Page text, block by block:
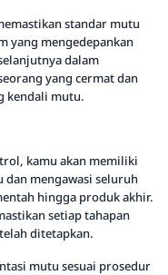
standar mutu
yang mengedepankan
dalam
yang cermat dan
kendali mutu.
kamu akan memiliki
dan mengawasi seluruh
hingga produk akhir.
setiap tahapan
ditetapkan.
mutu sesuai prosedur